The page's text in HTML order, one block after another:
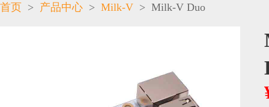
首页 > 产品中心 > Milk-V > Milk-V Duo